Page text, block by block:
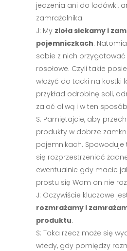
jedzenia ani do lodówki,
zamrażalnika.
J: My zioła siekamy i
pojemniczkach.
sobie z nich przygotować
rosołowe. Czyli takie
włożyć do tacki na kostki
przykład odrobinę soli,
zalać oliwą i w ten
S: Pamiętajcie, aby
produkty w dobrze
pojemnikach. Spowoduje
się rozprzestrzeniać
ewentualnie gdy macie
prostu się Wam on nie
J: Oczywiście kluczowe
rozmrażamy i
produktu.
S: Taka rzecz może się
wtedy, gdy pomiędzy